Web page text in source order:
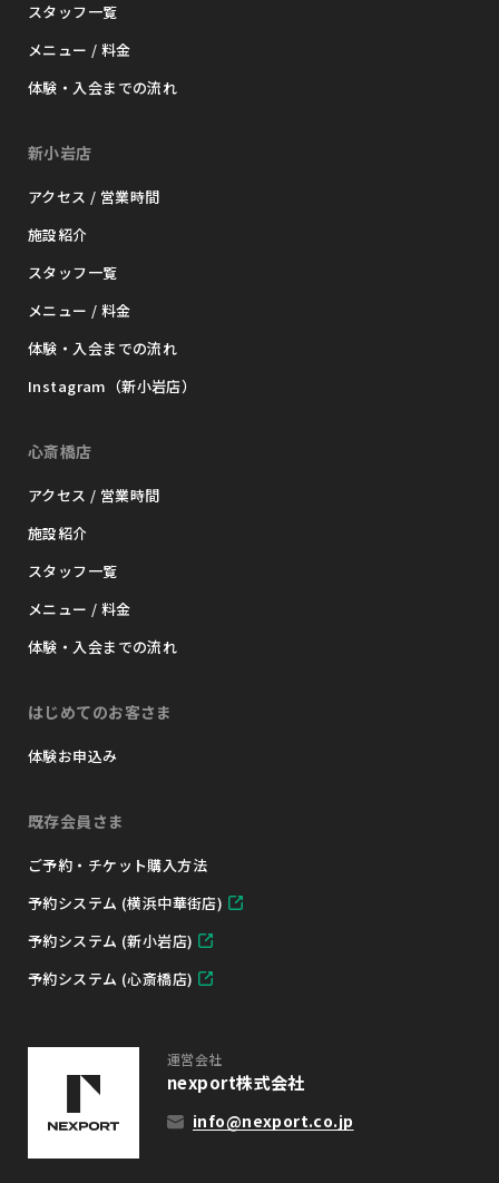
スタッフ一覧
メニュー / 料金
体験・入会までの流れ
新小岩店
アクセス / 営業時間
施設紹介
スタッフ一覧
メニュー / 料金
体験・入会までの流れ
Instagram（新小岩店）
心斎橋店
アクセス / 営業時間
施設紹介
スタッフ一覧
メニュー / 料金
体験・入会までの流れ
はじめてのお客さま
体験お申込み
既存会員さま
ご予約・チケット購入方法
予約システム (横浜中華街店)
予約システム (新小岩店)
予約システム (心斎橋店)
運営会社
nexport株式会社
info@nexport.co.jp